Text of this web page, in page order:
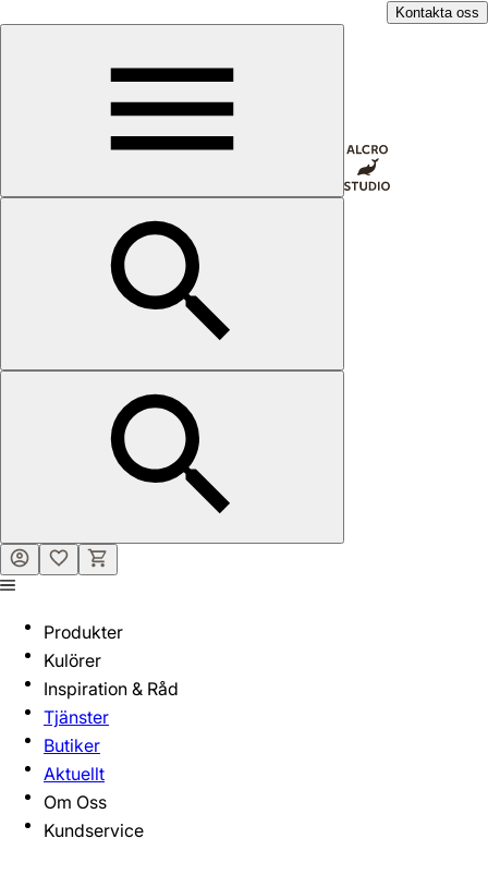
Kontakta oss
Produkter
Kulörer
Inspiration & Råd
Tjänster
Butiker
Aktuellt
Om Oss
Kundservice